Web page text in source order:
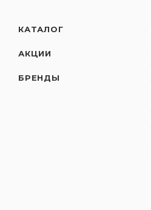
КАТАЛОГ
АКЦИИ
БРЕНДЫ